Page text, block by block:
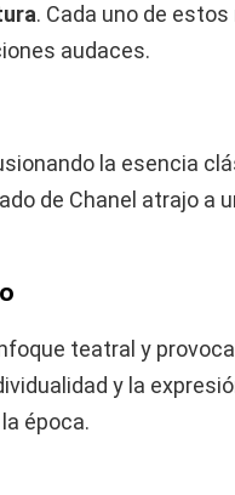
. Cada uno de
audaces.
la esencia
de Chanel atrajo a
teatral y
y la
época.